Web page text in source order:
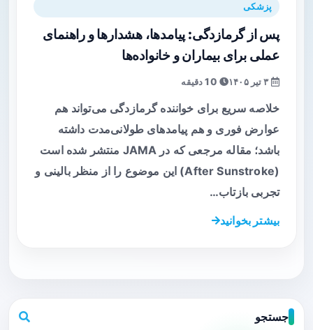
پزشکی
پس از گرمازدگی: پیامدها، هشدارها و راهنمای
عملی برای بیماران و خانواده‌ها
خلاصه سریع برای خواننده گرمازدگی می‌تواند هم
عوارض فوری و هم پیامدهای طولانی‌مدت داشته
باشد؛ مقاله مرجعی که در JAMA منتشر شده است
(After Sunstroke) این موضوع را از منظر بالینی و
تجربی بازتاب…
بیشتر بخوانید
جستجو